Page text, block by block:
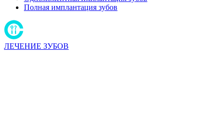
Полная имплантация зубов
ЛЕЧЕНИЕ ЗУБОВ